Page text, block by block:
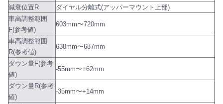
減衰位置R
ダイヤル分離式(アッパーマウント上部)
車高調整範囲
F(参考値)
603mm〜720mm
車高調整範囲
R(参考値)
638mm〜687mm
ダウン量F(参考
値)
-55mm〜+62mm
ダウン量R(参考
値)
-35mm〜+14mm